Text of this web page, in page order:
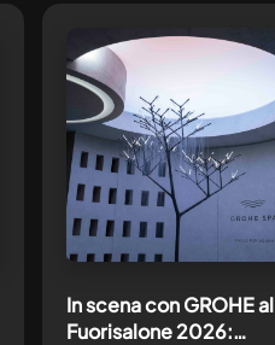
In scena con GROHE al
Fuorisalone 2026: